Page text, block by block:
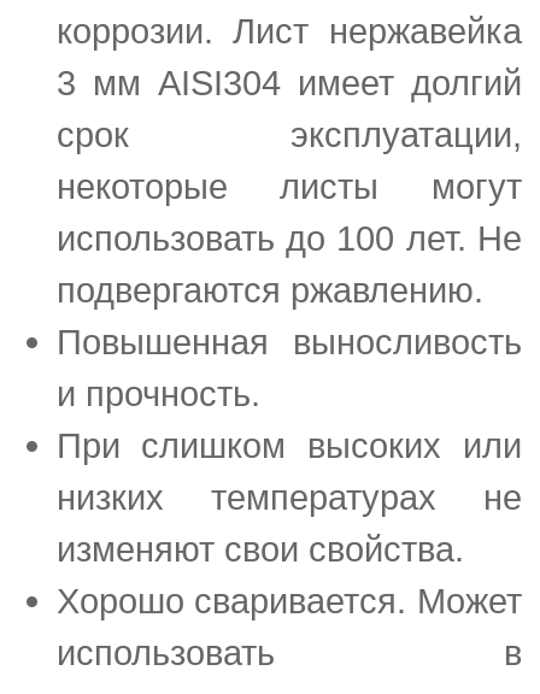
коррозии. Лист нержавейка
3 мм AISI304 имеет долгий
срок эксплуатации,
некоторые листы могут
использовать до 100 лет. Не
подвергаются ржавлению.
Повышенная выносливость
и прочность.
При слишком высоких или
низких температурах не
изменяют свои свойства.
Хорошо сваривается. Может
использовать в